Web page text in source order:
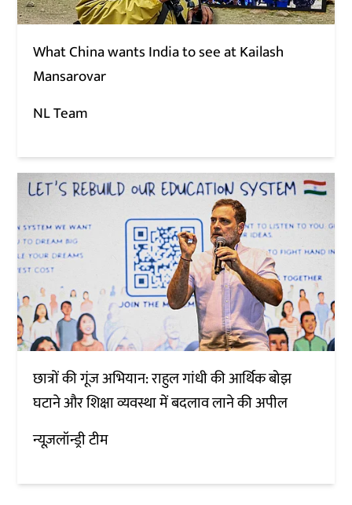
What China wants India to see at Kailash
Mansarovar
NL Team
छात्रों की गूंज अभियान: राहुल गांधी की आर्थिक बोझ
घटाने और शिक्षा व्यवस्था में बदलाव लाने की अपील
न्यूज़लॉन्ड्री टीम